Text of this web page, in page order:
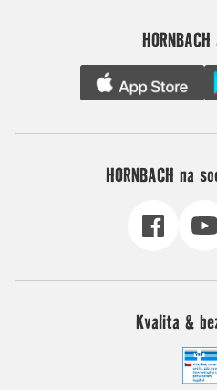
HORNBACH na
Kvalita &